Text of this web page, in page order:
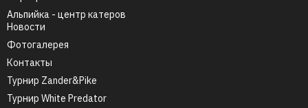
Альпийка - центр катеров
Новости
Фотогалерея
Контакты
Турнир Zander&Pike
Турнир White Predator